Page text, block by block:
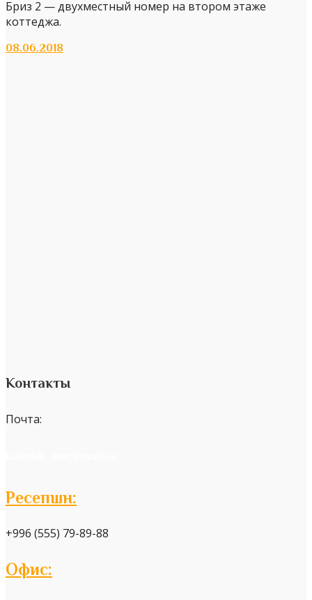
Бриз 2 — двухместный номер на втором этаже
коттеджа.
08.06.2018
Контакты
Почта:
Ресепшн:
+996 (555) 79-89-88
Офис: